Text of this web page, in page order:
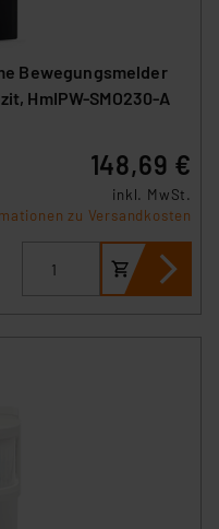
Bewegungsmelder
HmIPW-SMO230-A
148,69 €
inkl. MwSt.
zu Versandkosten